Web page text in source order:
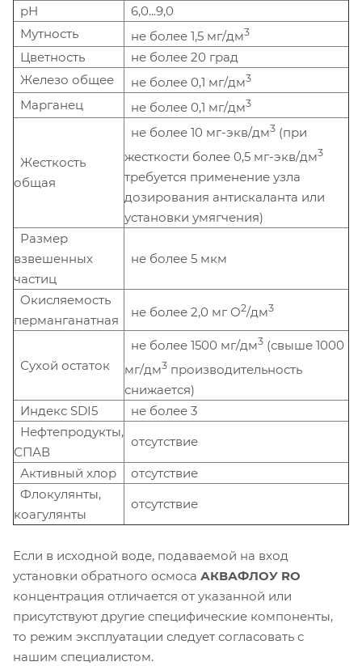
рН
6,0...9,0
Мутность
не более 1,5 мг/дм3
Цветность
не более 20 град
Железо общее
не более 0,1 мг/дм3
Марганец не более 0,1 мг/дм3
Жесткость
общая
не более 10 мг-экв/дм3 (при
жесткости более 0,5 мг-экв/дм3
требуется применение узла
дозирования антискаланта или
установки умягчения)
Размер
взвешенных
частиц
не более 5 мкм
Окисляемость
перманганатная
не более 2,0 мг О2/дм3
Сухой остаток
не более 1500 мг/дм3 (свыше 1000
мг/дм3 производительность
снижается)
Индекс SDI5
не более 3
Нефтепродукты,
СПАВ
отсутствие
Активный хлор
отсутствие
Флокулянты,
коагулянты
отсутствие
Если в исходной воде, подаваемой на вход
установки обратного осмоса АКВАФЛОУ RO
концентрация отличается от указанной или
присутствуют другие специфические компоненты,
то режим эксплуатации следует согласовать с
нашим специалистом.